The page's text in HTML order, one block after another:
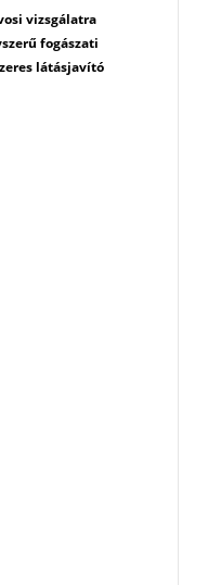
vizsgálatra
fogászati
látásjavító